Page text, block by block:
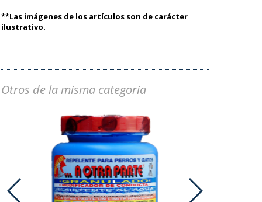
**Las imágenes de los artículos son de carácter
ilustrativo.
Otros de la misma categoria